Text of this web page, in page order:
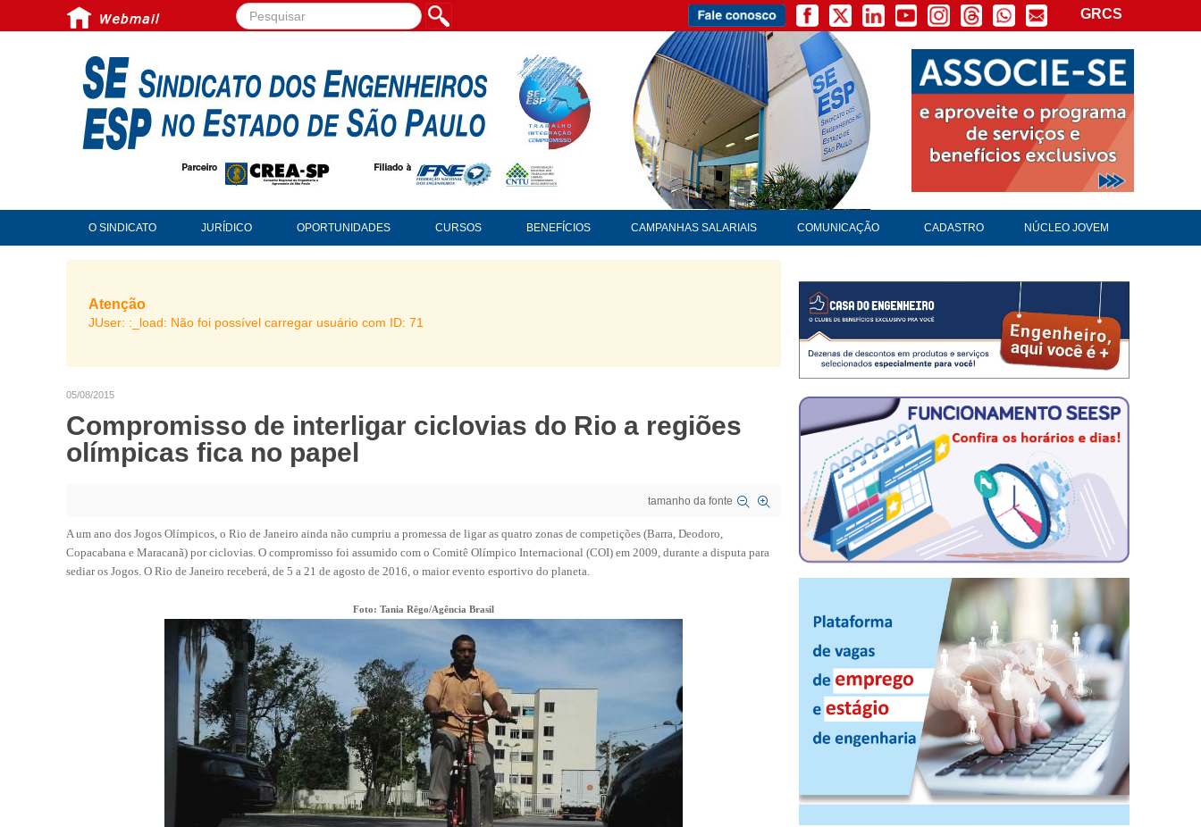
Pesquisar... GRCS
O SINDICATO JURÍDICO OPORTUNIDADES CURSOS BENEFÍCIOS CAMPANHAS SALARIAIS COMUNICAÇÃO CADASTRO NÚCLEO JOVEM
Atenção
JUser: :_load: Não foi possível carregar usuário com ID: 71
05/08/2015
Compromisso de interligar ciclovias do Rio a regiões
olímpicas fica no papel
tamanho da fonte
A um ano dos Jogos Olímpicos, o Rio de Janeiro ainda não cumpriu a promessa de ligar as quatro zonas de competições (Barra, Deodoro,
Copacabana e Maracanã) por ciclovias. O compromisso foi assumido com o Comitê Olímpico Internacional (COI) em 2009, durante a disputa para
sediar os Jogos. O Rio de Janeiro receberá, de 5 a 21 de agosto de 2016, o maior evento esportivo do planeta.
Foto: Tania Rêgo/Agência Brasil